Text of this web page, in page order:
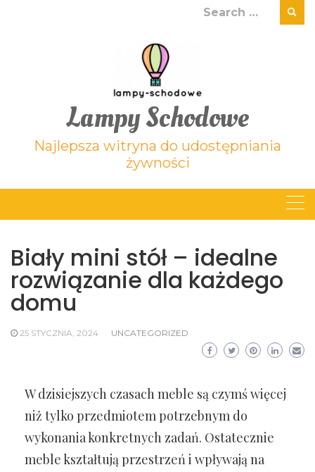
Search
Lampy Schodowe
Najlepsza witryna do udostępniania
żywności
Biały mini stół – idealne
rozwiązanie dla każdego
domu
25 STYCZNIA, 2024 UNCATEGORIZED
W dzisiejszych czasach meble są czymś więcej
niż tylko przedmiotem potrzebnym do
wykonania konkretnych zadań. Ostatecznie
meble kształtują przestrzeń i wpływają na